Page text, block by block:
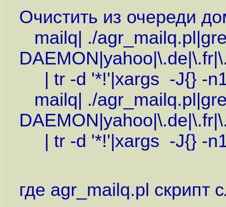
Очистить из очереди
mailq| ./
| tr -d '*!'|xargs -J{} -n1
mailq| ./
| tr -d '*!'|xargs -J{} -
где agr_mailq.pl скрипт